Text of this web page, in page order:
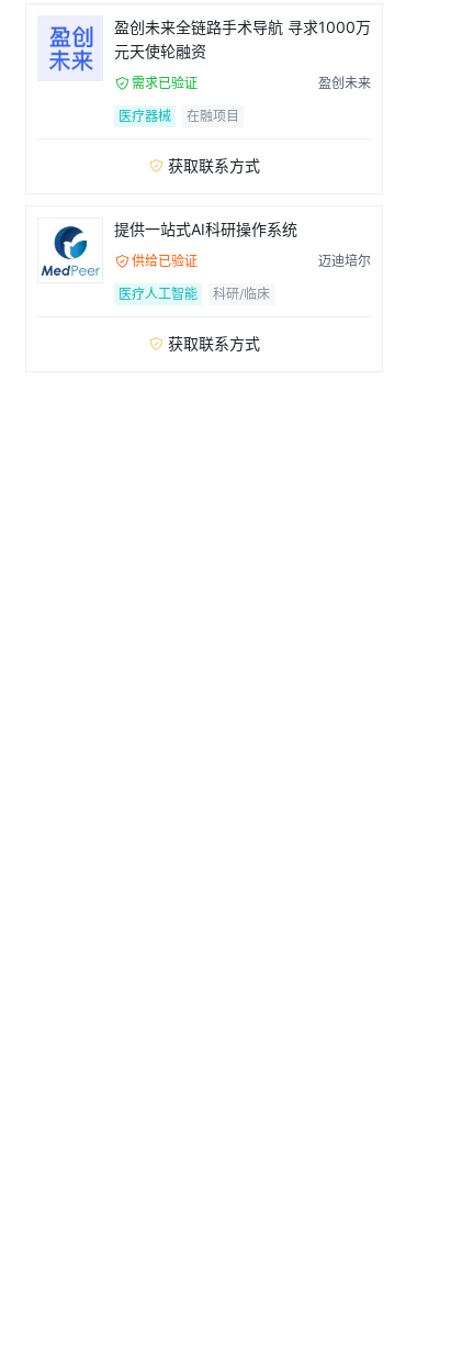
盈创未来全链路手术导航 寻求1000万
元天使轮融资
 需求已验证
盈创未来
医疗器械
在融项目
 获取联系方式
提供一站式AI科研操作系统
 供给已验证
迈迪培尔
医疗人工智能
科研/临床
 获取联系方式